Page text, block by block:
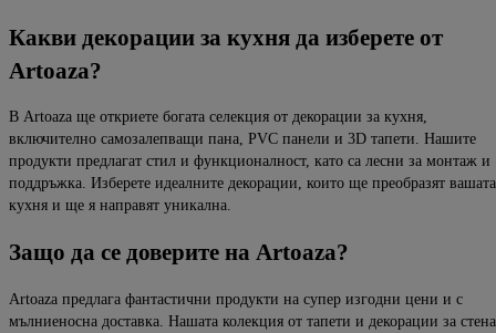
Какви декорации за кухня да изберете от
Artoaza?
В Artoaza ще откриете богата селекция от декорации за кухня,
включително самозалепващи пана, PVC панели и 3D тапети. Нашите
продукти предлагат стил и функционалност, като са лесни за монтаж и
поддръжка. Изберете идеалните декорации, които ще преобразят вашата
кухня и ще я направят уникална.
Защо да се доверите на Artoaza?
Artoaza предлага фантастични продукти на супер изгодни цени и с
мълниеносна доставка. Нашата колекция от тапети и декорации за стена